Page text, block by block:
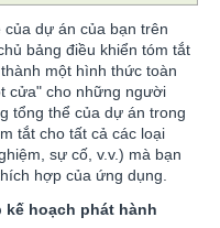
dự án của bạn trên
bảng điều khiển tóm tắt
một hình thức toàn
cửa" cho những người
tổng thể của dự án trong
tắt cho tất cả các loại
sự cố, v.v.) mà bạn
hợp của ứng dụng.
hoạch phát hành